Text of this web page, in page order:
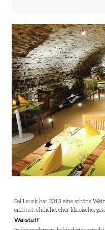
Pol Leuck hat 2013 eine schöne
eröffnet, ehrliche, eher klassische,
Wäistuff